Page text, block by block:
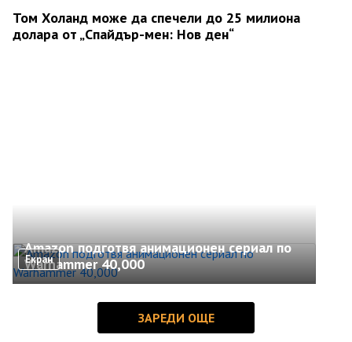
Том Холанд може да спечели до 25 милиона
долара от „Спайдър-мен: Нов ден“
Екран
Amazon подготвя анимационен сериал по
Warhammer 40,000